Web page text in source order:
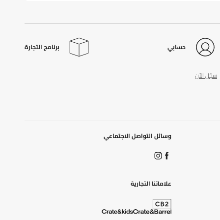
حسابي
سجّل الآن
برنامج التجارة
وسائل التواصل الاجتماعي
علاماتنا التجارية